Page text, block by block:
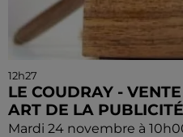
12h27
LE COUDRAY -
ART DE LA PUBLICITÉ
Mardi 24 novembre à